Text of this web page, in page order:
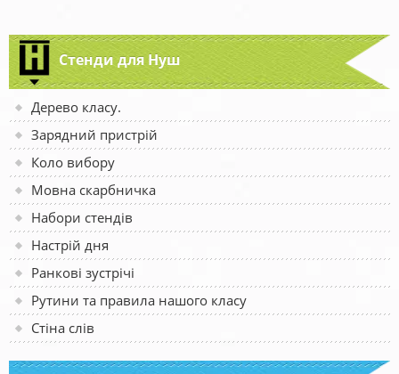
Стенди для Нуш
Дерево класу.
Зарядний пристрій
Коло вибору
Мовна скарбничка
Набори стендів
Настрій дня
Ранкові зустрічі
Рутини та правила нашого класу
Стіна слів